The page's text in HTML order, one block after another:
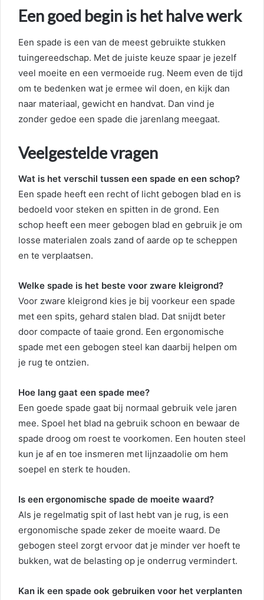
Een goed begin is het halve werk
Een spade is een van de meest gebruikte stukken
tuingereedschap. Met de juiste keuze spaar je jezelf
veel moeite en een vermoeide rug. Neem even de tijd
om te bedenken wat je ermee wil doen, en kijk dan
naar materiaal, gewicht en handvat. Dan vind je
zonder gedoe een spade die jarenlang meegaat.
Veelgestelde vragen
Wat is het verschil tussen een spade en een schop?
Een spade heeft een recht of licht gebogen blad en is
bedoeld voor steken en spitten in de grond. Een
schop heeft een meer gebogen blad en gebruik je om
losse materialen zoals zand of aarde op te scheppen
en te verplaatsen.
Welke spade is het beste voor zware kleigrond?
Voor zware kleigrond kies je bij voorkeur een spade
met een spits, gehard stalen blad. Dat snijdt beter
door compacte of taaie grond. Een ergonomische
spade met een gebogen steel kan daarbij helpen om
je rug te ontzien.
Hoe lang gaat een spade mee?
Een goede spade gaat bij normaal gebruik vele jaren
mee. Spoel het blad na gebruik schoon en bewaar de
spade droog om roest te voorkomen. Een houten steel
kun je af en toe insmeren met lijnzaadolie om hem
soepel en sterk te houden.
Is een ergonomische spade de moeite waard?
Als je regelmatig spit of last hebt van je rug, is een
ergonomische spade zeker de moeite waard. De
gebogen steel zorgt ervoor dat je minder ver hoeft te
bukken, wat de belasting op je onderrug vermindert.
Kan ik een spade ook gebruiken voor het verplanten